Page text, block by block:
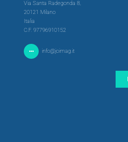
Via Santa Radegonda 8,
20121 Milano
Italia
C.F. 97796910152
info@joimag.it